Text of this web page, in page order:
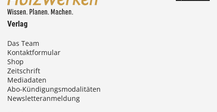
Verlag
Das Team
Kontaktformular
Shop
Zeitschrift
Mediadaten
Abo-Kündigungsmodalitäten
Newsletteranmeldung